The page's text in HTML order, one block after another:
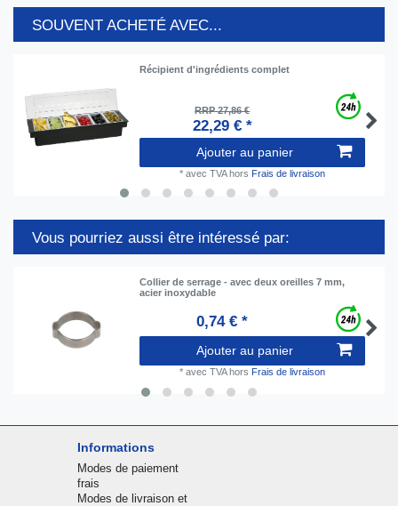
SOUVENT ACHETÉ AVEC...
Récipient d'ingrédients complet
RRP 27,86 €
22,29 € *
Ajouter au panier
* avec TVAhors Frais de livraison
Vous pourriez aussi être intéressé par:
Collier de serrage - avec deux oreilles 7 mm,
acier inoxydable
0,74 € *
Ajouter au panier
* avec TVAhors Frais de livraison
Informations
Modes de paiement
frais
Modes de livraison et